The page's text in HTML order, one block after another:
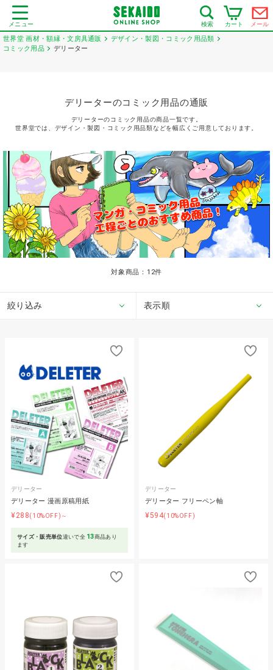
メニュー 検索 カート メール
世界堂 画材・額縁・文房具通販
デザイン・製図・コミック用品類
コミック用品
デリーター
デリーターのコミック用品の通販
デリーターのコミック用品の商品一覧です。
世界堂では、デザイン・製図・コミック用品類などを幅広くご用意しております。
対象商品： 12件
絞り込み 表示順
デリーター
デリーター 漫画原稿用紙
¥288(10%OFF)～
サイズ・販売単位違いで全 13商品あり
ます
デリーター
デリーター フリーペン軸
¥594(10%OFF)